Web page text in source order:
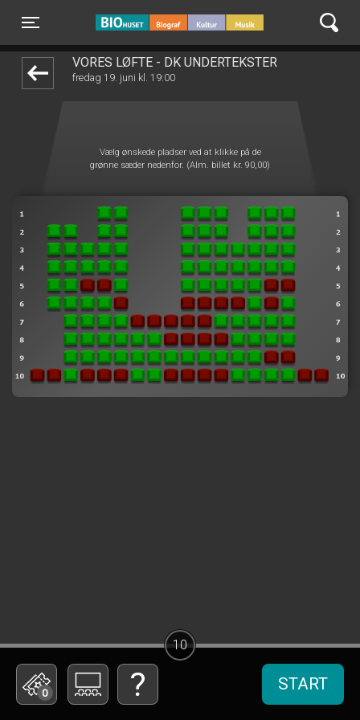
Toggle navigation
BIO Huset Galten
VORES LØFTE - DK UNDERTEKSTER
fredag 19. juni kl. 19:00
Vælg ønskede pladser ved at klikke på de
grønne sæder nedenfor. (Alm. billet kr. 90,00)
0 START
10
front03-cc 090156